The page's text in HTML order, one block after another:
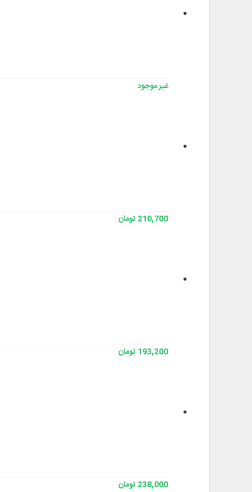
غير موجود
210,700 تومان
193,200 تومان
238,000 تومان